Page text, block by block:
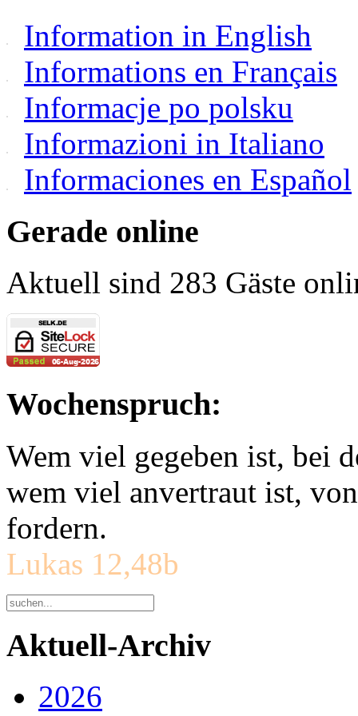
Information in English
Informations en Français
Informacje po polsku
Informazioni in Italiano
Informaciones en Español
Gerade online
Aktuell sind 283 Gäste
Wochenspruch:
Wem viel gegeben ist, bei
wem viel anvertraut ist,
fordern.
Lukas 12,48b
Aktuell-Archiv
2026